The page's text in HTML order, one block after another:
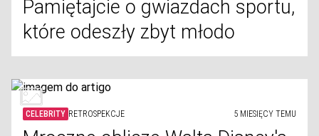
Pamiętajcie o gwiazdach sportu,
które odeszły zbyt młodo
CELEBRITY RETROSPEKCJE 5 MIESIĘCY TEMU